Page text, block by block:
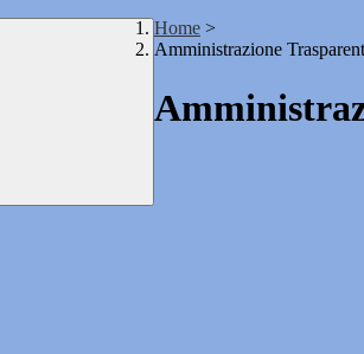
Home >
Amministrazione